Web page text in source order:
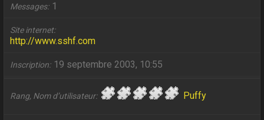
Messages 1
Site internet
http://www.sshf.com
Inscription 19 septembre 2003, 10:55
Rang, Nom d’utilisateur Puffy